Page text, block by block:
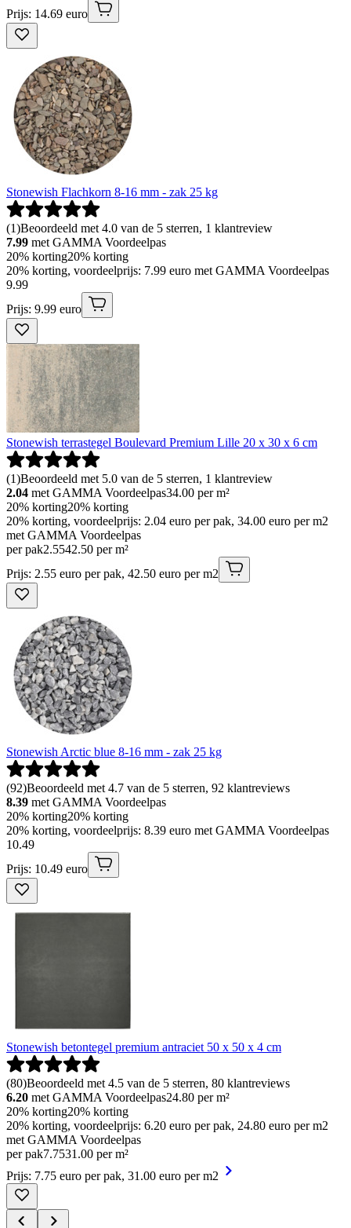
Prijs: 14.69 euro
Stonewish Flachkorn 8-16 mm - zak 25 kg
(1)Beoordeeld met 4.0 van de 5 sterren, 1 klantreview
7.99 met GAMMA Voordeelpas
20% korting20% korting
20% korting, voordeelprijs: 7.99 euro met GAMMA Voordeelpas
9.99
Prijs: 9.99 euro
Stonewish terrastegel Boulevard Premium Lille 20 x 30 x 6 cm
(1)Beoordeeld met 5.0 van de 5 sterren, 1 klantreview
2.04 met GAMMA Voordeelpas34.00 per m²
20% korting20% korting
20% korting, voordeelprijs: 2.04 euro per pak, 34.00 euro per m2
met GAMMA Voordeelpas
per pak2.5542.50 per m²
Prijs: 2.55 euro per pak, 42.50 euro per m2
Stonewish Arctic blue 8-16 mm - zak 25 kg
(92)Beoordeeld met 4.7 van de 5 sterren, 92 klantreviews
8.39 met GAMMA Voordeelpas
20% korting20% korting
20% korting, voordeelprijs: 8.39 euro met GAMMA Voordeelpas
10.49
Prijs: 10.49 euro
Stonewish betontegel premium antraciet 50 x 50 x 4 cm
(80)Beoordeeld met 4.5 van de 5 sterren, 80 klantreviews
6.20 met GAMMA Voordeelpas24.80 per m²
20% korting20% korting
20% korting, voordeelprijs: 6.20 euro per pak, 24.80 euro per m2
met GAMMA Voordeelpas
per pak7.7531.00 per m²
Prijs: 7.75 euro per pak, 31.00 euro per m2